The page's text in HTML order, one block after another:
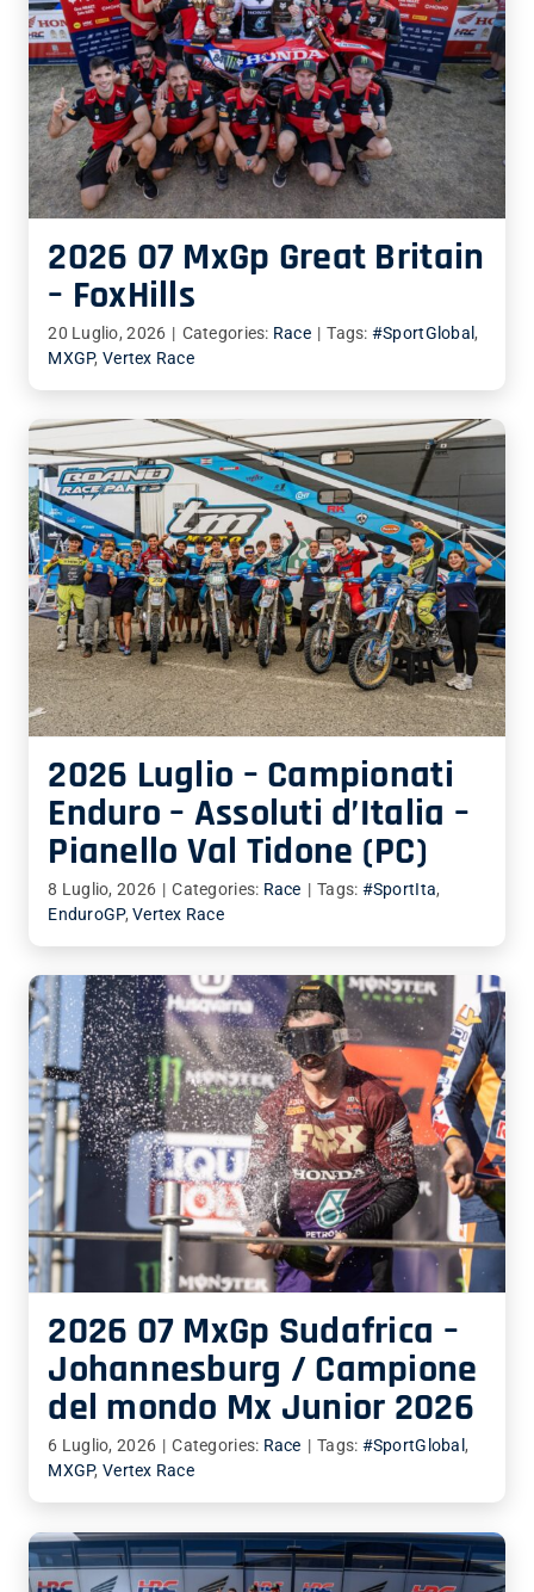
2026 07 MxGp Great Britain
– FoxHills
20 Luglio, 2026 | Categories: Race | Tags: #SportGlobal,
MXGP, Vertex Race
2026 Luglio – Campionati
Enduro – Assoluti d’Italia –
Pianello Val Tidone (PC)
8 Luglio, 2026 | Categories: Race | Tags: #SportIta,
EnduroGP,Vertex Race
2026 07 MxGp Sudafrica –
Johannesburg / Campione
del mondo Mx Junior 2026
6 Luglio, 2026 | Categories: Race | Tags: #SportGlobal ,
MXGP, Vertex Race